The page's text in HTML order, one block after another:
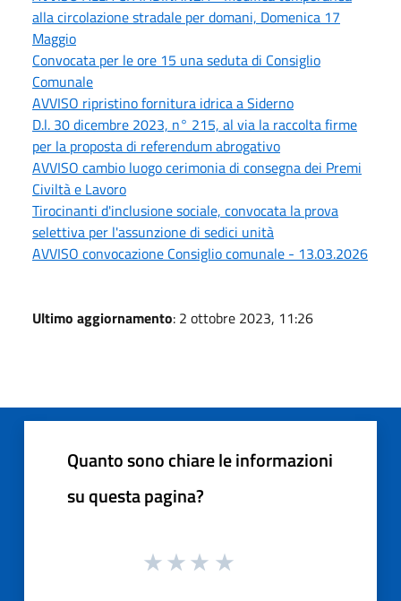
alla circolazione stradale per domani, Domenica 17
Maggio
Convocata per le ore 15 una seduta di Consiglio
Comunale
AVVISO ripristino fornitura idrica a Siderno
D.l. 30 dicembre 2023, n° 215, al via la raccolta firme
per la proposta di referendum abrogativo
AVVISO cambio luogo cerimonia di consegna dei Premi
Civiltà e Lavoro
Tirocinanti d'inclusione sociale, convocata la prova
selettiva per l'assunzione di sedici unità
AVVISO convocazione Consiglio comunale - 13.03.2026
Ultimo aggiornamento: 2 ottobre 2023, 11:26
Quanto sono chiare le informazioni
su questa pagina?